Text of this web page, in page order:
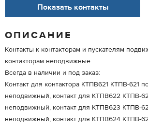
Показать контакты
ОПИСАНИЕ
Контакты к контакторам и пускателям
контакторам неподвижные
Всегда в наличии и под заказ:
Контакт для контактора КТПВ621 КТПВ-621
неподвижный, контакт для КТПВ622 КТПВ-
неподвижный, контакт для КТПВ623 КТПВ-
неподвижный, контакт для КТПВ624 КТПВ-